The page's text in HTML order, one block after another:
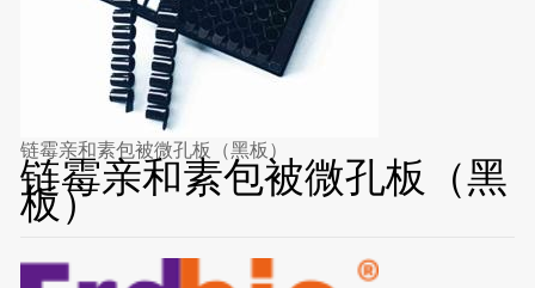
链霉亲和素包被微孔板（黑板）
链霉亲和素包被微孔板（黑
板）